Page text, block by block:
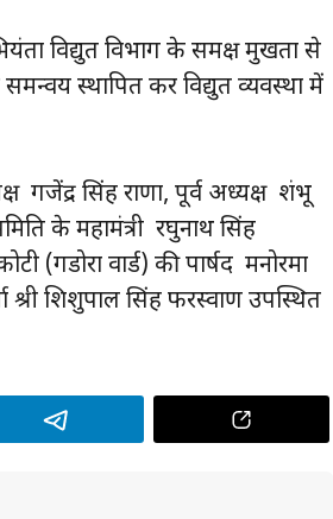
विद्युत विभाग के समक्ष प्रमुखता से
स्थापित कर विद्युत व्यवस्था में
गजेंद्र सिंह राणा, पूर्व अध्यक्ष शंभू
के महामंत्री रघुनाथ सिंह
(गडोरा वार्ड) की पार्षद मनोरमा
श्री शिशुपाल सिंह फरस्वाण उपस्थित